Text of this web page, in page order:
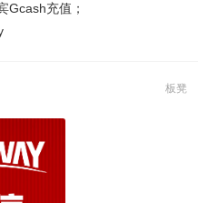
Gcash充值；
板凳